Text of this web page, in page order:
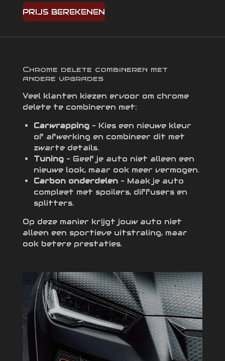
PRIJS BEREKENEN
Chrome delete combineren met
andere upgrades
Veel klanten kiezen ervoor om chrome
delete te combineren met:
Carwrapping – Kies een nieuwe kleur
of afwerking en combineer dit met
zwarte details.
Tuning – Geef je auto niet alleen een
nieuwe look, maar ook meer vermogen.
Carbon onderdelen – Maak je auto
compleet met spoilers, diffusers en
splitters.
Op deze manier krijgt jouw auto niet
alleen een sportieve uitstraling, maar
ook betere prestaties.